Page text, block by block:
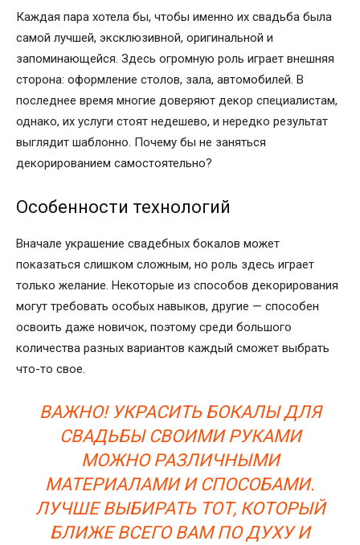
Каждая пара хотела бы, чтобы именно их свадьба была
самой лучшей, эксклюзивной, оригинальной и
запоминающейся. Здесь огромную роль играет внешняя
сторона: оформление столов, зала, автомобилей. В
последнее время многие доверяют декор специалистам,
однако, их услуги стоят недешево, и нередко результат
выглядит шаблонно. Почему бы не заняться
декорированием самостоятельно?
Особенности технологий
Вначале украшение свадебных бокалов может
показаться слишком сложным, но роль здесь играет
только желание. Некоторые из способов декорирования
могут требовать особых навыков, другие — способен
освоить даже новичок, поэтому среди большого
количества разных вариантов каждый сможет выбрать
что-то свое.
ВАЖНО! УКРАСИТЬ БОКАЛЫ ДЛЯ
СВАДЬБЫ СВОИМИ РУКАМИ
МОЖНО РАЗЛИЧНЫМИ
МАТЕРИАЛАМИ И СПОСОБАМИ.
ЛУЧШЕ ВЫБИРАТЬ ТОТ, КОТОРЫЙ
БЛИЖЕ ВСЕГО ВАМ ПО ДУХУ И